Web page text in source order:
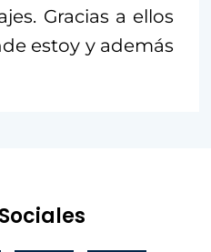
Gracias a ellos
estoy y además